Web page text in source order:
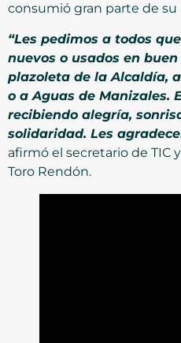
consumió gran parte de
“Les pedimos a todos
nuevos o usados en
plazoleta de la Alcaldía,
o a Aguas de Manizales.
recibiendo alegría,
solidaridad. Les
afirmó el secretario de TIC
Toro Rendón.